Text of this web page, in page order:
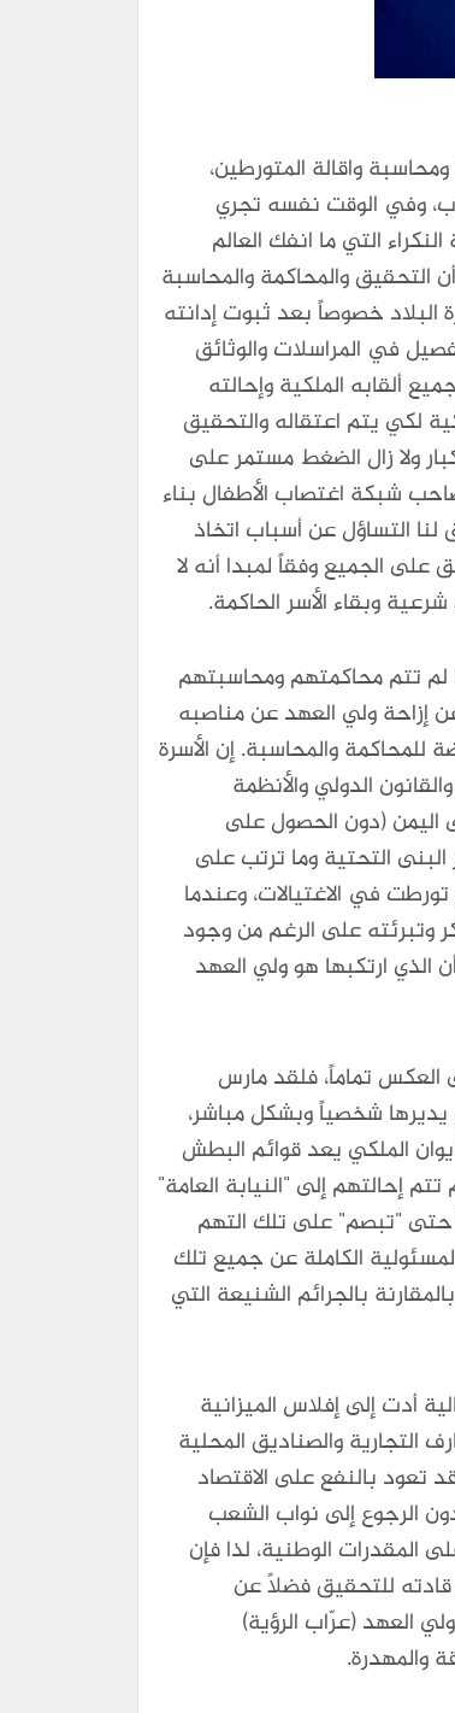
واقالة المتورطين،
وفي الوقت نفسه تجري
التي ما انفك العالم
التحقيق والمحاكمة والمحاسبة
خصوصاً بعد ثبوت إدانته
في المراسلات والوثائق
ألقابه الملكية وإحالته
لكي يتم اعتقاله والتحقيق
ولا زال الضغط مستمر على
شبكة اغتصاب الأطفال بناء
التساؤل عن أسباب اتخاذ
على الجميع وفقاً لمبدا أنه لا
وبقاء الأسر الحاكمة.
لم تتم محاكمتهم ومحاسبتهم
إزاحة ولي العهد عن مناصبه
والمحاسبة. إن الأسرة
الدولي والأنظمة
اليمن (دون الحصول على
التحتية وما ترتب على
في الاغتيالات، وعندما
وتبرئته على الرغم من وجود
الذي ارتكبها هو ولي العهد
العكس تماماً، فلقد مارس
يديرها شخصياً وبشكل مباشر،
الملكي يعد قوائم البطش
إحالتهم إلى "النيابة العامة"
حتى "تبصم" على تلك التهم
الكاملة عن جميع تلك
بالجرائم الشنيعة التي
أدت إلى إفلاس الميزانية
التجارية والصناديق المحلية
تعود بالنفع على الاقتصاد
الرجوع إلى نواب الشعب
المقدرات الوطنية، لذا فإن
للتحقيق فضلاً عن
العهد (عرّاب الرؤية)
والمهدرة.